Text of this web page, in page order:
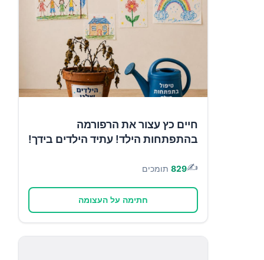
חיים כץ עצור את הרפורמה
בהתפתחות הילד! עתיד הילדים בידך!
✍️
829 תומכים
חתימה על העצומה